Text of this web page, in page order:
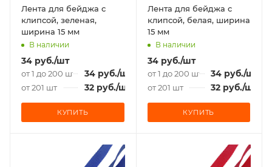
Лента для бейджа c
клипсой, зеленая,
ширина 15 мм
В наличии
34 руб./шт
от 1 до 200 шт 34 руб./шт
от 201 шт 32 руб./шт
КУПИТЬ
Лента для бейджа c
клипсой, белая, ширина
15 мм
В наличии
34руб./шт
от 1 до 200 шт 34руб./шт
от 201 шт 32руб./шт
КУПИТЬ